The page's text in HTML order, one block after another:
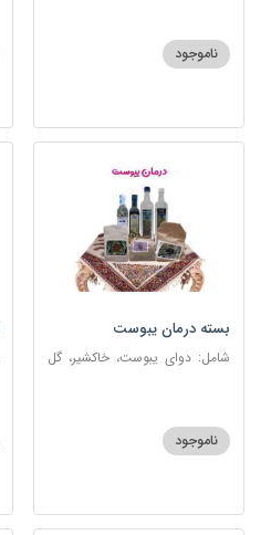
ناموجود
بسته درمان یبوست
شامل: دوای یبوست، خاکشیر، گل
ناموجود